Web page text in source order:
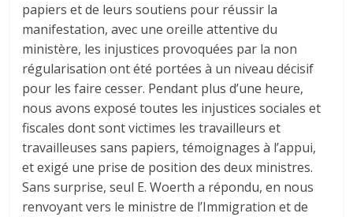
papiers et de leurs soutiens pour réussir la
manifestation, avec une oreille attentive du
ministère, les injustices provoquées par la non
régularisation ont été portées à un niveau décisif
pour les faire cesser. Pendant plus d’une heure,
nous avons exposé toutes les injustices sociales et
fiscales dont sont victimes les travailleurs et
travailleuses sans papiers, témoignages à l’appui,
et exigé une prise de position des deux ministres.
Sans surprise, seul E. Woerth a répondu, en nous
renvoyant vers le ministre de l’Immigration et de